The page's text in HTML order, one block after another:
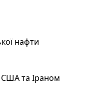
нафти
США та Іраном